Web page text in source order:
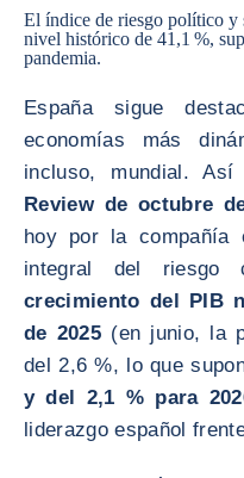
El índice de riesgo político y
nivel histórico de 41,1 %,
pandemia.
España sigue
economías más
incluso, mundial.
Review de octubre
hoy por la compañía
integral del riesgo
crecimiento del PIB
de 2025 (en junio, la
del 2,6 %, lo que
y del 2,1 % para
liderazgo español